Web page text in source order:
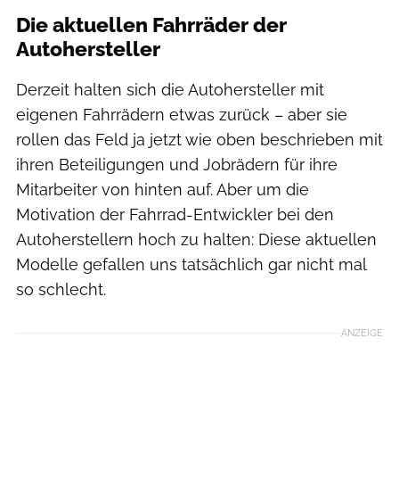
Die aktuellen Fahrräder der
Autohersteller
Derzeit halten sich die Autohersteller mit
eigenen Fahrrädern etwas zurück – aber sie
rollen das Feld ja jetzt wie oben beschrieben mit
ihren Beteiligungen und Jobrädern für ihre
Mitarbeiter von hinten auf. Aber um die
Motivation der Fahrrad-Entwickler bei den
Autoherstellern hoch zu halten: Diese aktuellen
Modelle gefallen uns tatsächlich gar nicht mal
so schlecht.
ANZEIGE